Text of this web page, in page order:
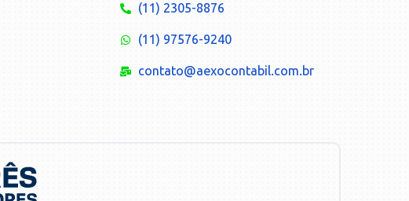
(11) 2305-8876
(11) 97576-9240
contato@aexocontabil.com.br